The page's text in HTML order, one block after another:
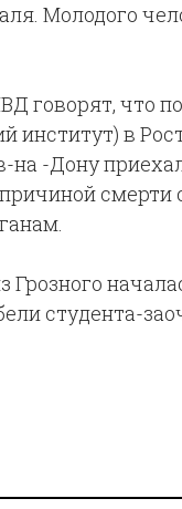
Молодого
говорят, что
институт) в
на -Дону
Грозного
студента-